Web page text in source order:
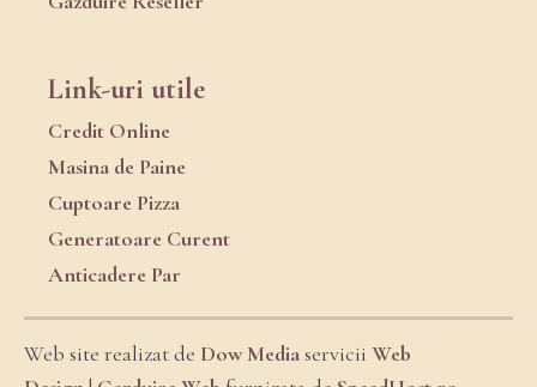
Link-uri utile
Credit Online
Masina de Paine
Cuptoare Pizza
Generatoare Curent
Anticadere Par
Web site realizat de Dow Mediaservicii Web